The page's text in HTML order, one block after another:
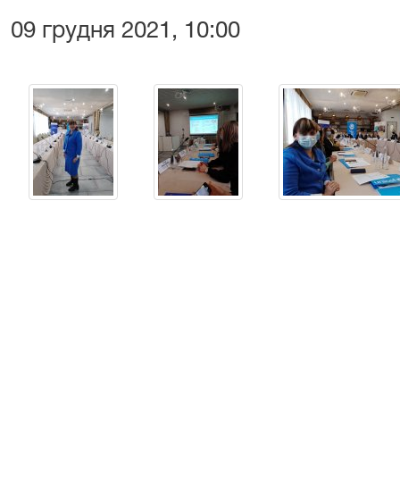
09 грудня 2021, 10:00